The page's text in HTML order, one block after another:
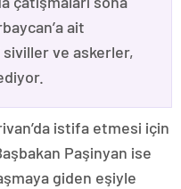
ait
ve askerler,
istifa etmesi için
Paşinyan ise
giden eşiyle